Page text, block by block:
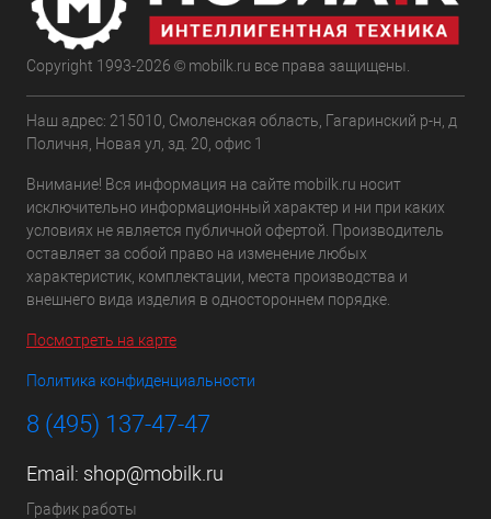
Copyright 1993-2026 © mobilk.ru все права защищены.
Наш адрес: 215010, Смоленская область, Гагаринский р-н, д
Поличня, Новая ул, зд. 20, офис 1
Внимание! Вся информация на сайте mobilk.ru носит
исключительно информационный характер и ни при каких
условиях не является публичной офертой. Производитель
оставляет за собой право на изменение любых
характеристик, комплектации, места производства и
внешнего вида изделия в одностороннем порядке.
Посмотреть на карте
Политика конфиденциальности
8 (495) 137-47-47
Email: shop@mobilk.ru
График работы